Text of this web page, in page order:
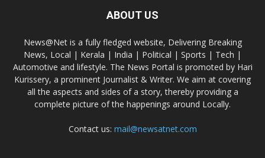
ABOUT US
News@Net is a fully fledged website, Delivering Breaking
News, Local | Kerala | India | Political | Sports | Tech |
Automotive and lifestyle. The News Portal is promoted by Hari
Kurissery, a prominent Journalist & Writer. We aim at covering
all the aspects and sides of a story, thereby providing a
complete picture of the happenings around Locally.
Contact us: mail@newsatnet.com